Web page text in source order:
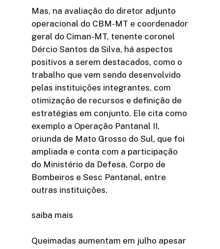
Mas, na avaliação do diretor adjunto
operacional do CBM-MT e coordenador
geral do Ciman-MT, tenente coronel
Dércio Santos da Silva, há aspectos
positivos a serem destacados, como o
trabalho que vem sendo desenvolvido
pelas instituições integrantes, com
otimização de recursos e definição de
estratégias em conjunto. Ele cita como
exemplo a Operação Pantanal II,
oriunda de Mato Grosso do Sul, que foi
ampliada e conta com a participação
do Ministério da Defesa, Corpo de
Bombeiros e Sesc Pantanal, entre
outras instituições.
saiba mais
Queimadas aumentam em julho apesar